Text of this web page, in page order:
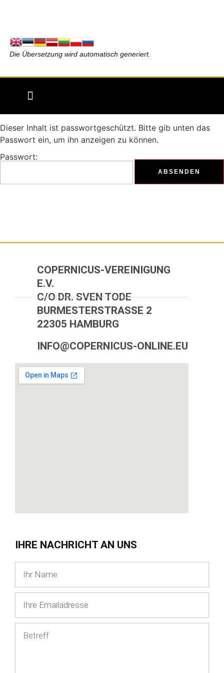
Die Übersetzung wird automatisch generiert.
Dieser Inhalt ist passwortgeschützt. Bitte gib unten das
Passwort ein, um ihn anzeigen zu können.
Passwort:
COPERNICUS-VEREINIGUNG
E.V.
C/O DR. SVEN TODE
BURMESTERSTRASSE 2
22305 HAMBURG
INFO@COPERNICUS-ONLINE.EU
IHRE NACHRICHT AN UNS